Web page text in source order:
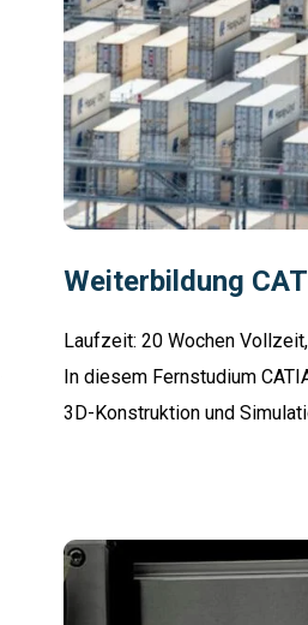
Weiterbildung
Laufzeit: 20 Wochen
In diesem Fernstudium
3D-Konstruktion und